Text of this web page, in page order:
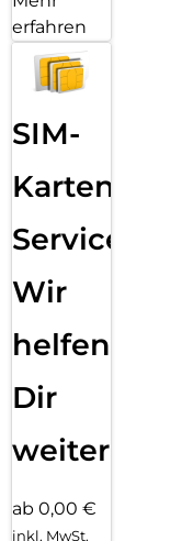
erfahren
SIM-
Karten
Service:
Wir
helfen
Dir
weiter
ab 0,00 €
inkl. MwSt.